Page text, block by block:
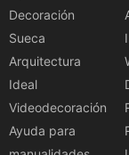
Decoración
Sueca
Arquitectura
Ideal
Videodecoración
Ayuda para